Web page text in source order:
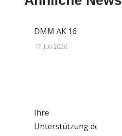
DMM AK 16
17. Juli 2026
Ihre
Unterstützung der